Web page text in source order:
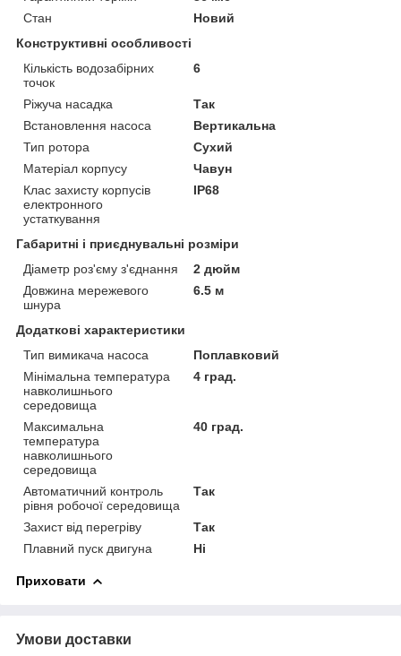
Стан
Новий
Конструктивні особливості
Кількість водозабірних
точок
6
Ріжуча насадка
Так
Встановлення насоса
Вертикальна
Тип ротора
Сухий
Матеріал корпусу
Чавун
Клас захисту корпусів
електронного
устаткування
IP68
Габаритні і приєднувальні розміри
Діаметр роз'єму з'єднання
2 дюйм
Довжина мережевого
шнура
6.5 м
Додаткові характеристики
Тип вимикача насоса
Поплавковий
Мінімальна температура
навколишнього
середовища
4 град.
Максимальна
температура
навколишнього
середовища
40 град.
Автоматичний контроль
рівня робочої середовища
Так
Захист від перегріву
Так
Плавний пуск двигуна
Ні
Приховати
Умови доставки